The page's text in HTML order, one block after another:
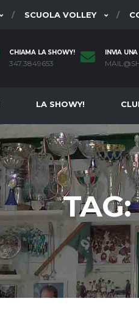
SCUOLA VOLLEY
CHIAMA LA SHOWY!
347.3849653
INVIA
LA SHOWY!
TAG: